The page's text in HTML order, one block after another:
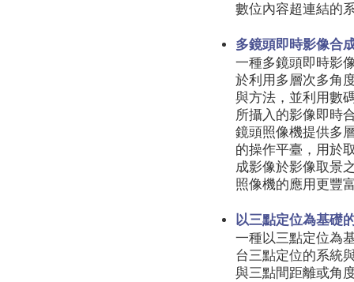
數位內容超連結的
多鏡頭即時影像合
一種多鏡頭即時影
於利用多層次多角
與方法，並利用數
所攝入的影像即時
鏡頭照像機提供多
的操作平臺，用於
成影像於影像取景
照像機的應用更豐
以三點定位為基礎
一種以三點定位為
台三點定位的系統
與三點間距離或角